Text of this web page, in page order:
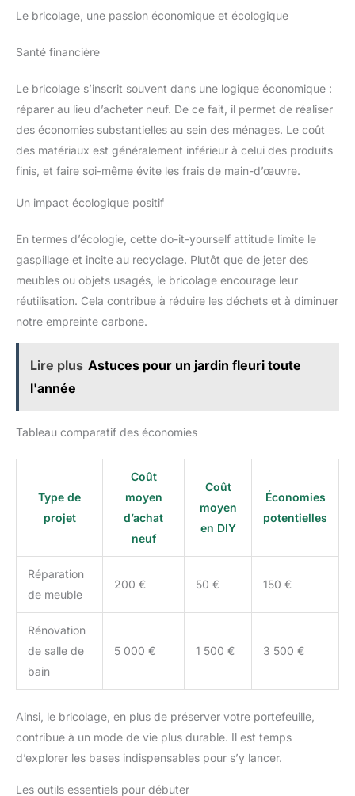
Le bricolage, une passion économique et écologique
Santé financière
Le bricolage s’inscrit souvent dans une logique économique :
réparer au lieu d’acheter neuf. De ce fait, il permet de réaliser
des économies substantielles au sein des ménages. Le coût
des matériaux est généralement inférieur à celui des produits
finis, et faire soi-même évite les frais de main-d’œuvre.
Un impact écologique positif
En termes d’écologie, cette do-it-yourself attitude limite le
gaspillage et incite au recyclage. Plutôt que de jeter des
meubles ou objets usagés, le bricolage encourage leur
réutilisation. Cela contribue à réduire les déchets et à diminuer
notre empreinte carbone.
Lire plus Astuces pour un jardin fleuri toute
l'année
Tableau comparatif des économies
Type de
projet
Coût
moyen
d’achat
neuf
Coût
moyen
en DIY
Économies
potentielles
Réparation
de meuble
200 € 50 € 150 €
Rénovation
de salle de
bain
5 000 € 1 500 € 3 500 €
Ainsi, le bricolage, en plus de préserver votre portefeuille,
contribue à un mode de vie plus durable. Il est temps
d’explorer les bases indispensables pour s’y lancer.
Les outils essentiels pour débuter